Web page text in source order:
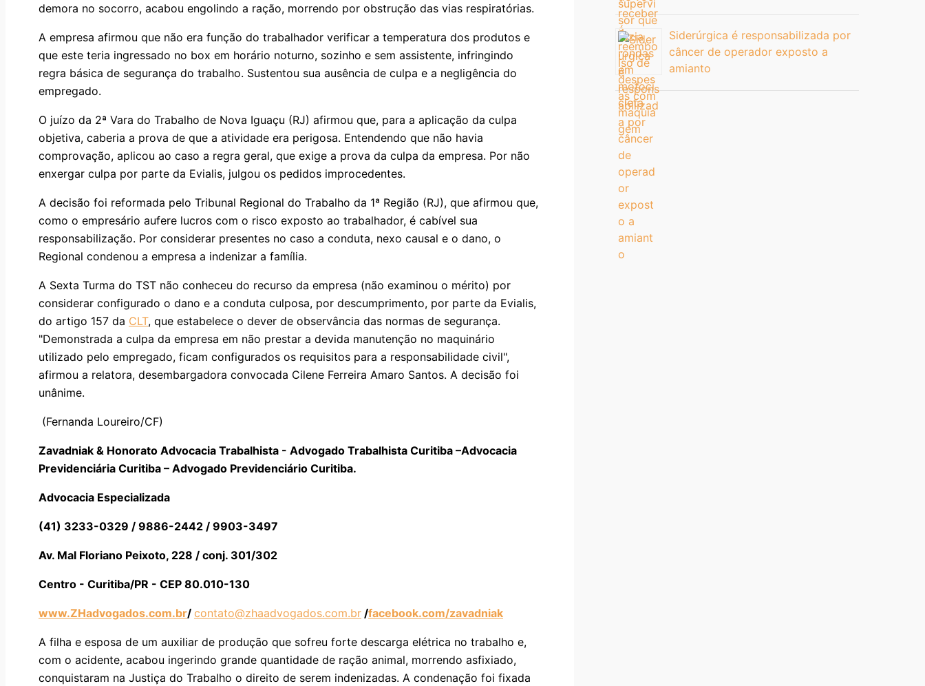
demora no socorro, acabou engolindo a ração, morrendo por obstrução das vias respiratórias.
A empresa afirmou que não era função do trabalhador verificar a temperatura dos produtos e
que este teria ingressado no box em horário noturno, sozinho e sem assistente, infringindo
regra básica de segurança do trabalho. Sustentou sua ausência de culpa e a negligência do
empregado.
O juízo da 2ª Vara do Trabalho de Nova Iguaçu (RJ) afirmou que, para a aplicação da culpa
objetiva, caberia a prova de que a atividade era perigosa. Entendendo que não havia
comprovação, aplicou ao caso a regra geral, que exige a prova da culpa da empresa. Por não
enxergar culpa por parte da Evialis, julgou os pedidos improcedentes.
A decisão foi reformada pelo Tribunal Regional do Trabalho da 1ª Região (RJ), que afirmou que,
como o empresário aufere lucros com o risco exposto ao trabalhador, é cabível sua
responsabilização. Por considerar presentes no caso a conduta, nexo causal e o dano, o
Regional condenou a empresa a indenizar a família.
A Sexta Turma do TST não conheceu do recurso da empresa (não examinou o mérito) por
considerar configurado o dano e a conduta culposa, por descumprimento, por parte da Evialis,
do artigo 157 da CLT, que estabelece o dever de observância das normas de segurança.
"Demonstrada a culpa da empresa em não prestar a devida manutenção no maquinário
utilizado pelo empregado, ficam configurados os requisitos para a responsabilidade civil",
afirmou a relatora, desembargadora convocada Cilene Ferreira Amaro Santos. A decisão foi
unânime.
(Fernanda Loureiro/CF)
Zavadniak & Honorato Advocacia Trabalhista - Advogado Trabalhista Curitiba –Advocacia
Previdenciária Curitiba – Advogado Previdenciário Curitiba.
Advocacia Especializada
(41) 3233-0329 / 9886-2442 / 9903-3497
Av. Mal Floriano Peixoto, 228 / conj. 301/302
Centro - Curitiba/PR - CEP 80.010-130
www.ZHadvogados.com.br/ contato@zhaadvogados.com.br /facebook.com/zavadniak
A filha e esposa de um auxiliar de produção que sofreu forte descarga elétrica no trabalho e,
com o acidente, acabou ingerindo grande quantidade de ração animal, morrendo asfixiado,
conquistaram na Justiça do Trabalho o direito de serem indenizadas. A condenação foi fixada
Siderúrgica é responsabilizada por
câncer de operador exposto a
amianto